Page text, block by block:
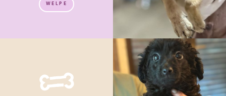
WELPE